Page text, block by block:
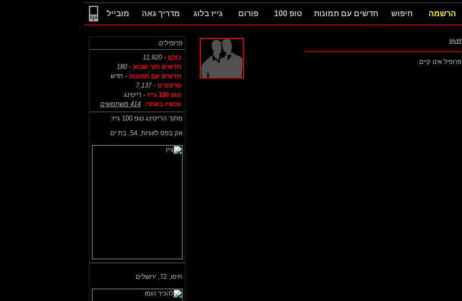
הרשמה חיפוש חדשים עם תמונות טופ 100 פורום גייז בלוג מדריך גאה מובייל
MyBf
פרופיל אינו קיים.
פרופילים:
כולם - 11,920
חדשים תוך שבוע - 180
חדשים עם תמונות - חדש
סרטונים - 7,137
טופ 100 גייז
- רייטינג
עכשיו באתר: 414 משתמשים
מתוך הרייטינג טופ 100 גייז:
אק בפס לזוגיות, 54, בת ים
חימו, 72, ירושלים